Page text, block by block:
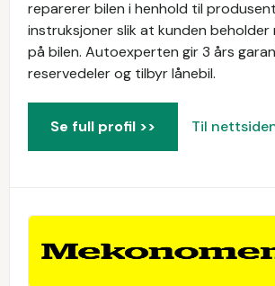
reparerer bilen i henhold til
instruksjoner slik at kunden beholder
på bilen. Autoexperten gir 3 års
reservedeler og tilbyr lånebil.
Se full profil >> Til